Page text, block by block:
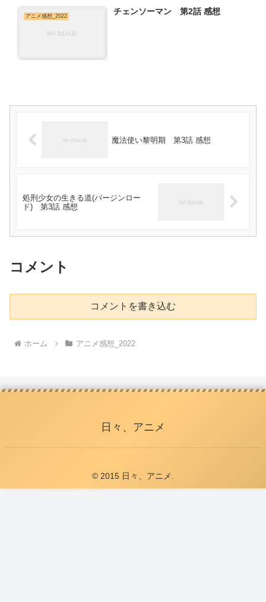
アニメ感想_2022 チェンソーマン 第2話 感想
魔法使い黎明期 第3話 感想
処刑少女の生きる道(バージンロー
ド) 第3話 感想
コメント
コメントを書き込む
ホーム アニメ感想_2022
日々、アニメ
© 2015 日々、アニメ.